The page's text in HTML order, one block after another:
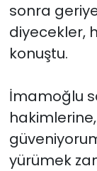
sonra
diyecekler,
konuştu.
İmamoğlu
yürümek